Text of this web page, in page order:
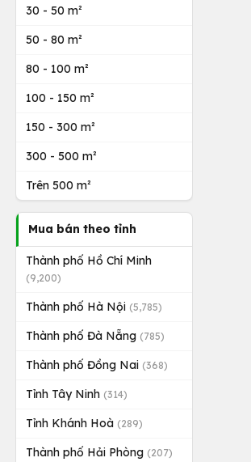
30 - 50 m²
50 - 80 m²
80 - 100 m²
100 - 150 m²
150 - 300 m²
300 - 500 m²
Trên 500 m²
Mua bán theo tỉnh
Thành phố Hồ Chí Minh
(9,200)
Thành phố Hà Nội (5,785)
Thành phố Đà Nẵng (785)
Thành phố Đồng Nai (368)
Tỉnh Tây Ninh (314)
Tỉnh Khánh Hoà (289)
Thành phố Hải Phòng (207)